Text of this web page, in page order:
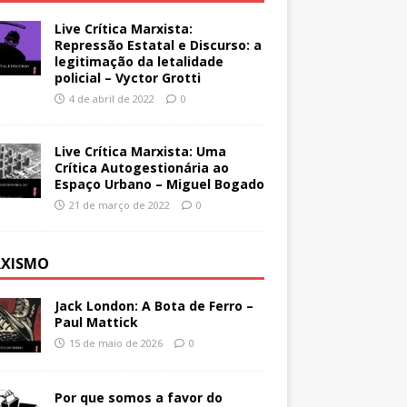
Live Crítica Marxista:
Repressão Estatal e Discurso: a
legitimação da letalidade
policial – Vyctor Grotti
4 de abril de 2022 0
Live Crítica Marxista: Uma
Crítica Autogestionária ao
Espaço Urbano – Miguel Bogado
21 de março de 2022 0
Jack London: A Bota de Ferro –
Paul Mattick
15 de maio de 2026 0
Por que somos a favor do